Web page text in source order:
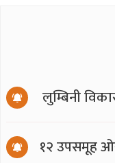
लुम्बिनी
१२ उपसमूह